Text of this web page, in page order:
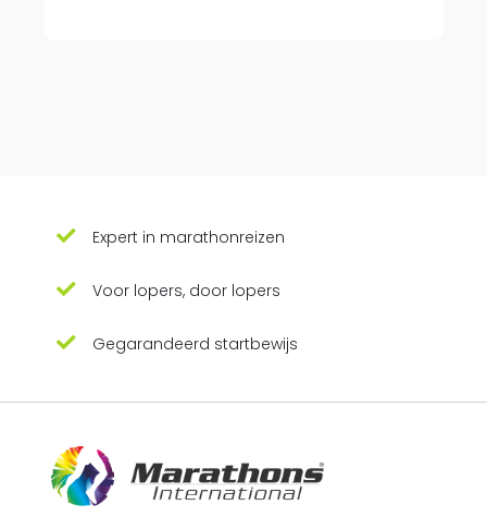
Expert in marathonreizen
Voor lopers, door lopers
Gegarandeerd startbewijs